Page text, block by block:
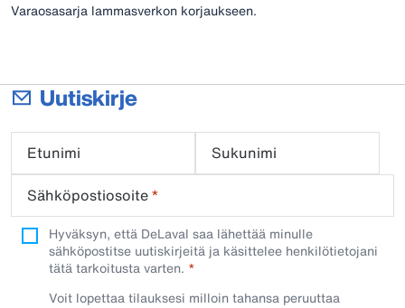
Varaosasarja lammasverkon korjaukseen.
Uutiskirje
Etunimi
Sukunimi
Sähköpostiosoite*
Hyväksyn, että DeLaval saa lähettää minulle
sähköpostitse uutiskirjeitä ja käsittelee henkilötietojani
tätä tarkoitusta varten.
Voit lopettaa tilauksesi milloin tahansa peruuttaa